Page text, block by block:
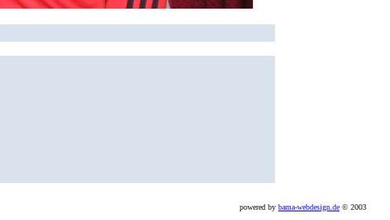
powered by bama-webdesign.de © 2003